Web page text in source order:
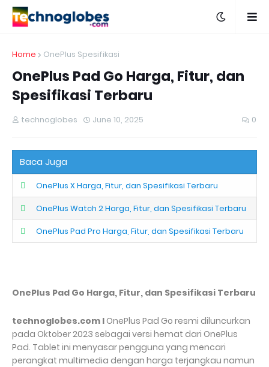
Home OnePlus Spesifikasi
OnePlus Pad Go Harga, Fitur, dan
Spesifikasi Terbaru
technoglobes June 10, 2025 0
Baca Juga
OnePlus X Harga, Fitur, dan Spesifikasi Terbaru
OnePlus Watch 2 Harga, Fitur, dan Spesifikasi Terbaru
OnePlus Pad Pro Harga, Fitur, dan Spesifikasi Terbaru
OnePlus Pad Go Harga, Fitur, dan Spesifikasi Terbaru
technoglobes.com I OnePlus Pad Go resmi diluncurkan
pada Oktober 2023 sebagai versi hemat dari OnePlus
Pad. Tablet ini menyasar pengguna yang mencari
perangkat multimedia dengan harga terjangkau namun